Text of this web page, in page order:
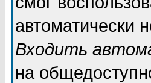
автоматически
Входить
на